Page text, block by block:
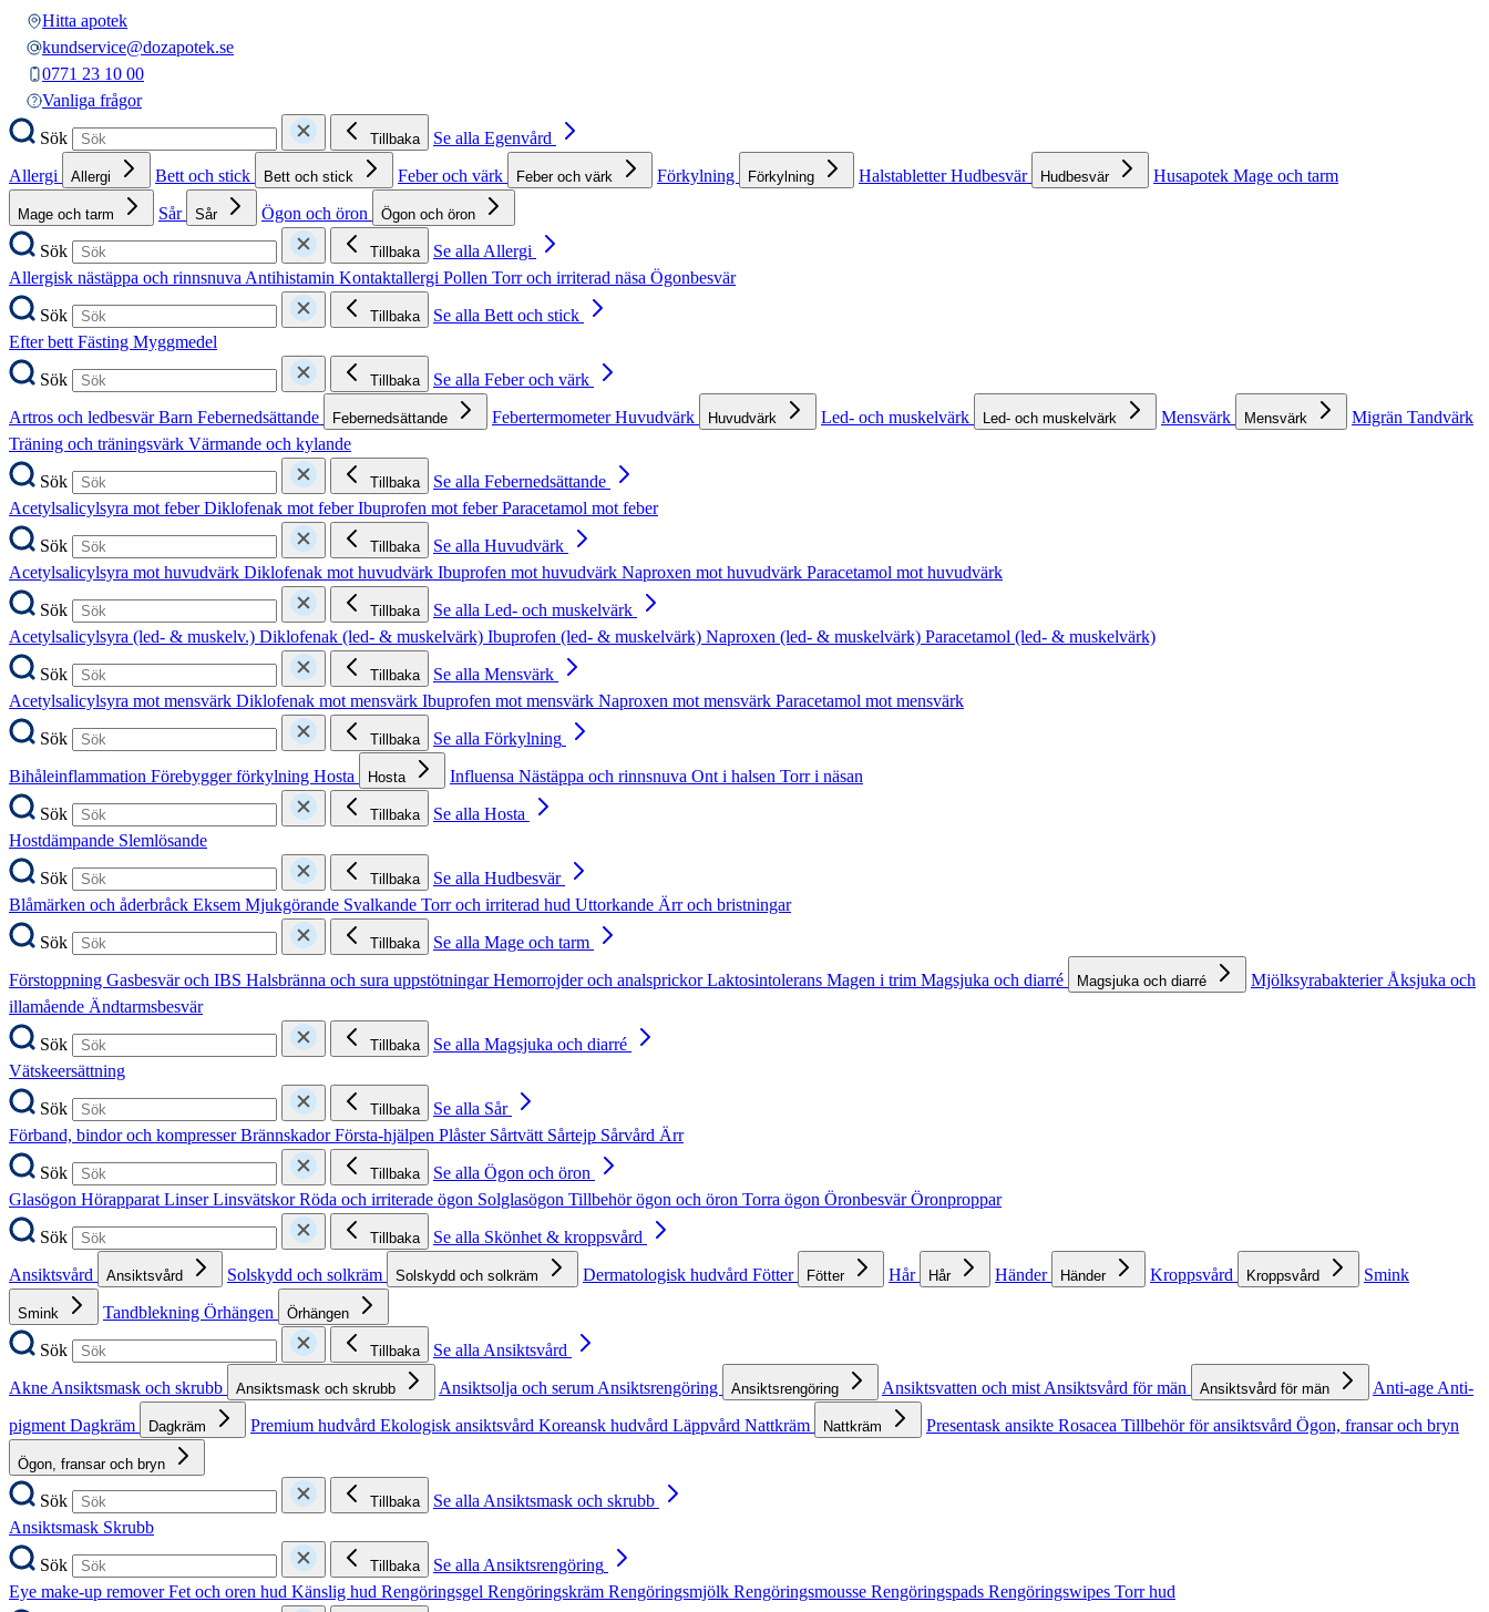
Hitta apotek
kundservice@dozapotek.se
0771 23 10 00
Vanliga frågor
Sök
Tillbaka
Se alla Egenvård
Allergi
Allergi Bett och stick Bett och stick Feber och värk Feber och värk Förkylning Förkylning HalstabletterHudbesvär Hudbesvär Husapotek Mage och tarm
Mage och tarm Sår Sår Ögon och öron Ögon och öron
Sök Tillbaka
Se alla Allergi
Allergisk nästäppa och rinnsnuva Antihistamin Kontaktallergi Pollen Torr och irriterad näsa Ögonbesvär
Sök
Tillbaka
Se alla Bett och stick
Efter bett Fästing Myggmedel
Sök
Tillbaka
Se alla Feber och värk
Artros och ledbesvärBarn Febernedsättande Febernedsättande FebertermometerHuvudvärk Huvudvärk Led- och muskelvärk Led- och muskelvärk Mensvärk Mensvärk Migrän Tandvärk
Träning och träningsvärk Värmande och kylande
Sök
Tillbaka
Se alla Febernedsättande
Acetylsalicylsyra mot feberDiklofenak mot feberIbuprofen mot feberParacetamol mot feber
Sök
Tillbaka
Se alla Huvudvärk
Acetylsalicylsyra mot huvudvärk Diklofenak mot huvudvärk Ibuprofen mot huvudvärk Naproxen mot huvudvärk Paracetamol mot huvudvärk
Sök
Tillbaka
Se alla Led- och muskelvärk
Acetylsalicylsyra (led- & muskelv.) Diklofenak (led- & muskelvärk) Ibuprofen (led- & muskelvärk) Naproxen (led- & muskelvärk) Paracetamol (led- & muskelvärk)
Sök
Tillbaka
Se alla Mensvärk
Acetylsalicylsyra mot mensvärk Diklofenak mot mensvärk Ibuprofen mot mensvärk Naproxen mot mensvärk Paracetamol mot mensvärk
Sök
Tillbaka
Se alla Förkylning
Bihåleinflammation Förebygger förkylning Hosta Hosta Influensa Nästäppa och rinnsnuva Ont i halsen Torr i näsan
Sök
Tillbaka
Se alla Hosta
Hostdämpande Slemlösande
Sök
Tillbaka
Se alla Hudbesvär
Blåmärken och åderbråck Eksem Mjukgörande Svalkande Torr och irriterad hud Uttorkande Ärr och bristningar
Sök
Tillbaka
Se alla Mage och tarm
Förstoppning Gasbesvär och IBS Halsbränna och sura uppstötningarHemorrojder och analsprickorLaktosintolerans Magen i trim Magsjuka och diarré Magsjuka och diarré Mjölksyrabakterier Åksjuka och
illamående Ändtarmsbesvär
Sök
Tillbaka
Se alla Magsjuka och diarré
Vätskeersättning
Sök
Tillbaka
Se alla Sår
Förband, bindor och kompresserBrännskadorFörsta-hjälpen Plåster Sårtvätt Sårtejp Sårvård Ärr
Sök
Tillbaka
Se alla Ögon och öron
Glasögon Hörapparat LinserLinsvätskorRöda och irriterade ögon Solglasögon Tillbehör ögon och öron Torra ögon ÖronbesvärÖronproppar
Sök
Tillbaka
Se alla Skönhet & kroppsvård
Ansiktsvård
Ansiktsvård Solskydd och solkräm Solskydd och solkräm Dermatologisk hudvård Fötter Fötter Hår Hår Händer Händer Kroppsvård Kroppsvård Smink
Smink Tandblekning Örhängen Örhängen
Sök Tillbaka
Se alla Ansiktsvård
Akne Ansiktsmask och skrubb Ansiktsmask och skrubb Ansiktsolja och serum Ansiktsrengöring Ansiktsrengöring Ansiktsvatten och mist Ansiktsvård för män Ansiktsvård för män Anti-age Anti-
pigment Dagkräm Dagkräm Premium hudvård Ekologisk ansiktsvård Koreansk hudvård Läppvård Nattkräm Nattkräm Presentask ansikte Rosacea Tillbehör för ansiktsvård Ögon, fransar och bryn
Ögon, fransar och bryn
Sök Tillbaka
Se alla Ansiktsmask och skrubb
Ansiktsmask Skrubb
Sök
Tillbaka
Se alla Ansiktsrengöring
Eye make-up removerFet och oren hud Känslig hud Rengöringsgel Rengöringskräm Rengöringsmjölk Rengöringsmousse Rengöringspads Rengöringswipes Torr hud